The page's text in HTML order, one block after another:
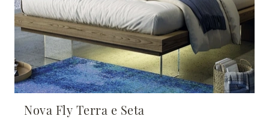
Nova Fly Terra e Seta